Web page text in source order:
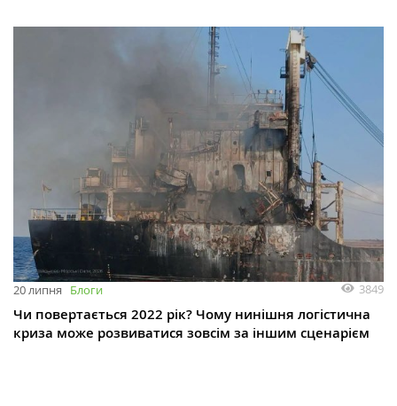
20 липня Блоги 3849
Чи повертається 2022 рік? Чому нинішня логістична
криза може розвиватися зовсім за іншим сценарієм